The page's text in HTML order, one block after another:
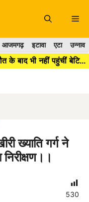
आजमगढ़ इटावा एटा उन्नाव
वृद्धाश्रम में रह रहे पिता की मौत के बाद भी नहीं पहुंचीं बेटियां, ₹5100 भेजकर वीडियो कॉल पर देखा अंत...
ख्याति गर्ग ने
530